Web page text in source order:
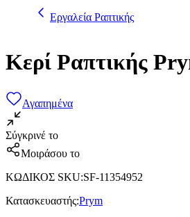
Εργαλεία Ραπτικής
Κερί Ραπτικής
Αγαπημένα
Σύγκρινέ το
Μοιράσου το
ΚΩΔΙΚΟΣ SKU:SF-11354952
Κατασκευαστής:Prym